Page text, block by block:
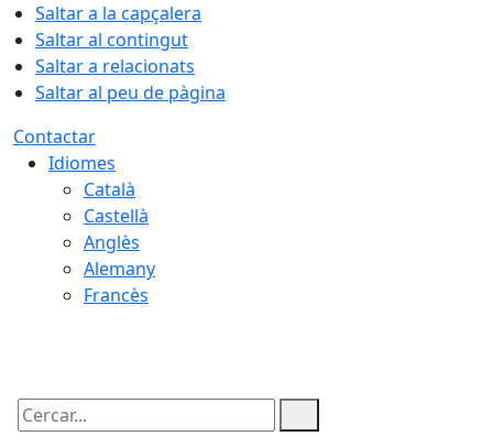
Saltar a la capçalera
Saltar al contingut
Saltar a relacionats
Saltar al peu de pàgina
Contactar
Idiomes
Català
Castellà
Anglès
Alemany
Francès
Cercar: